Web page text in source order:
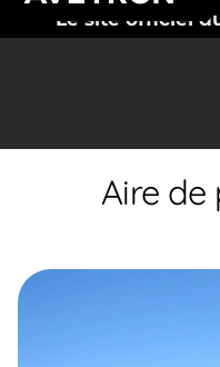
Le site officiel
Aire